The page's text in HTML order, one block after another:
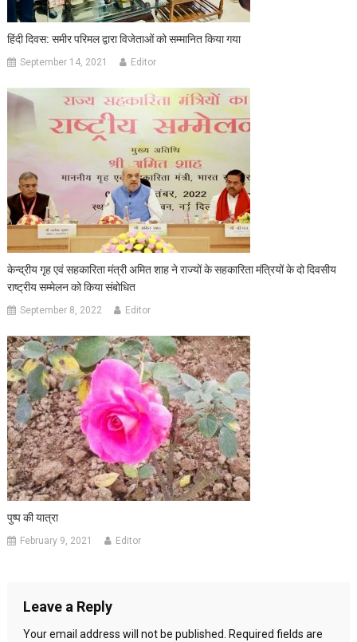
हिंदी दिवस: समीर परिमल द्वारा विजेताओं को सम्मानित किया गया
September 14, 2021 Editor
केन्द्रीय गृह एवं सहकारिता मंत्री अमित शाह ने राज्यों के सहकारिता मंत्रियों के दो दिवसीय
राष्ट्रीय सम्मेलन को किया संबोधित
September 8, 2022 Editor
पुष्प की यात्रा
February 9, 2021 Editor
Leave a Reply
Your email address will not be published. Required fields are